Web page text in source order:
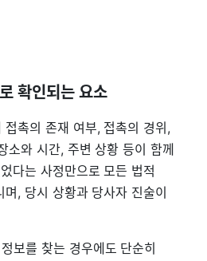
확인되는 요소
촉의 존재 여부, 접촉의 경위,
소와 시간, 주변 상황 등이 함께
다는 사정만으로 모든 법적
, 당시 상황과 당사자 진술이
보를 찾는 경우에도 단순히